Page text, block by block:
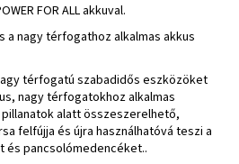
FOR ALL akkuval.
a nagy térfogathoz alkalmas akkus
térfogatú szabadidős eszközöket
nagy térfogatokhoz alkalmas
alatt összeszerelhető,
felfújja és újra használhatóvá teszi a
pancsolómedencéket..